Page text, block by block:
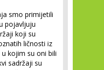
smo primijetili
pojavljuju
koji su
ličnosti iz
kojim su oni bili
sadržaji su